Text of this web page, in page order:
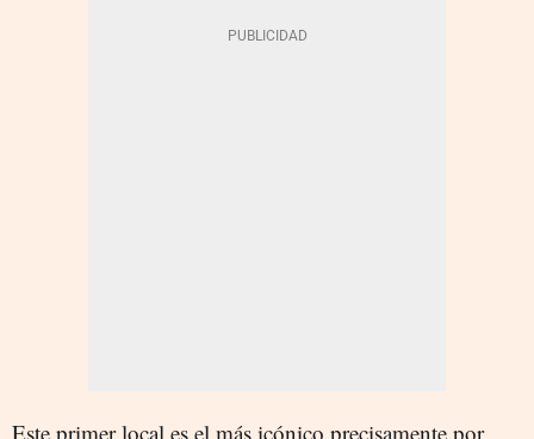
Este primer local es el más icónico precisamente por